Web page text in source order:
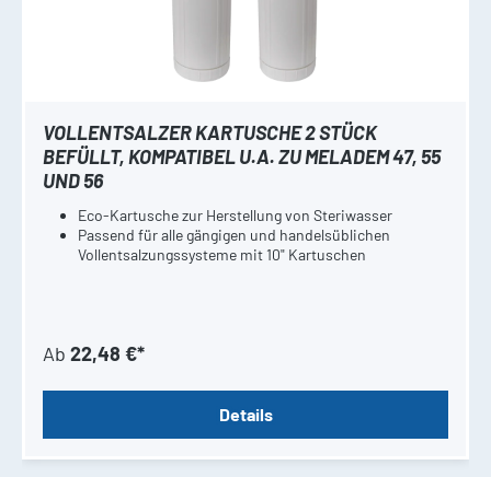
VOLLENTSALZER KARTUSCHE 2 STÜCK
BEFÜLLT, KOMPATIBEL U.A. ZU MELADEM 47, 55
UND 56
Eco-Kartusche zur Herstellung von Steriwasser
Passend für alle gängigen und handelsüblichen
Vollentsalzungssysteme mit 10" Kartuschen
Ab 22,48 €*
Details